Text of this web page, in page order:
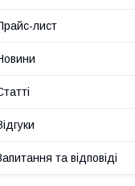
лист
та відповіді